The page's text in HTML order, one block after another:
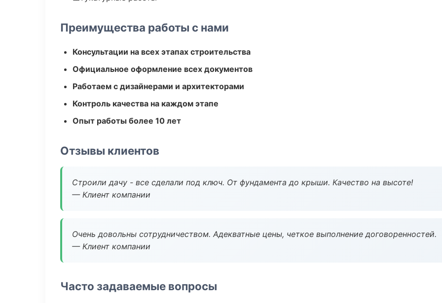
Преимущества работы с нами
Консультации на всех этапах строительства
Официальное оформление всех документов
Работаем с дизайнерами и архитекторами
Контроль качества на каждом этапе
Опыт работы более 10 лет
Отзывы клиентов
Строили дачу - все сделали под ключ. От фундамента до крыши. Качество на высоте!
— Клиент компании
Очень довольны сотрудничеством. Адекватные цены, четкое выполнение договоренностей.
— Клиент компании
Часто задаваемые вопросы